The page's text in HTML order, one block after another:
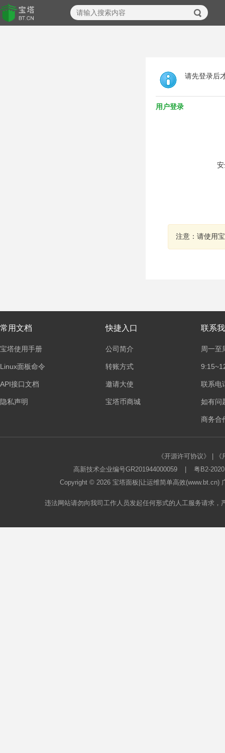
请先登录后
用户登录
注意：请使用
常用文档
宝塔使用手册
Linux面板命令
API接口文档
隐私声明
快捷入口
公司简介
转账方式
邀请大使
宝塔币商城
联系
周一至
联系电
如有问
商务合
《开源许可协议》
高新技术企业编号GR201944000059
粤B2-
Copyright © 2026 宝塔面板 |让运维简单高效
违法网站请勿向我司工作人员发起任何形式的人工服务请求，